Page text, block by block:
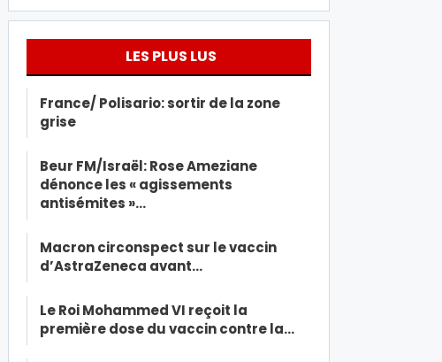
LES PLUS LUS
France/ Polisario: sortir de la zone
grise
Beur FM/Israël: Rose Ameziane
dénonce les « agissements
antisémites »…
Macron circonspect sur le vaccin
d’AstraZeneca avant…
Le Roi Mohammed VI reçoit la
première dose du vaccin contre la…